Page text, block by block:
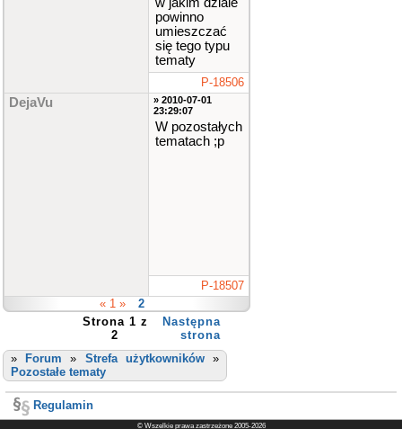
powinno
umieszczać
się tego typu
tematy
P-18506
DejaVu
» 2010-07-01
23:29:07
W pozostałych
tematach ;p
P-18507
« 1 »
2
Strona 1 z
2
Następna
strona
»
Forum » Strefa użytkowników»
Pozostałe tematy
Regulamin
© Wszelkie prawa zastrzeżone 2005-2026